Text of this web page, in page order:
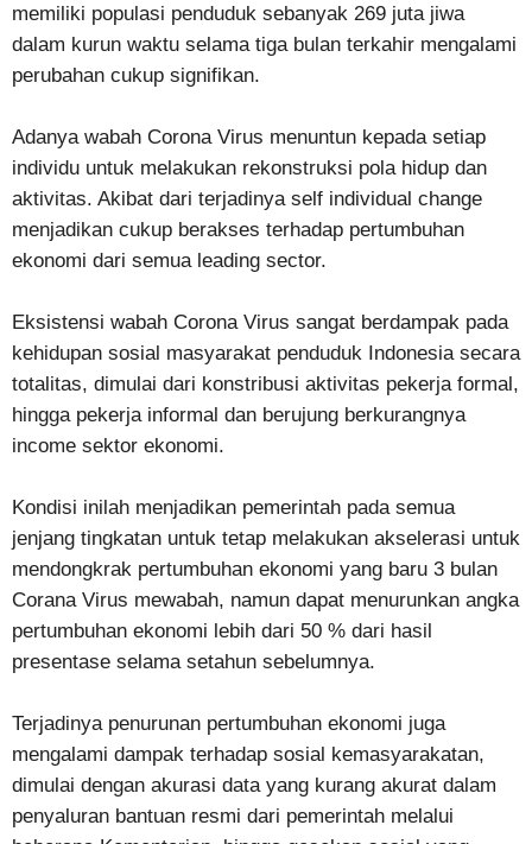
memiliki populasi penduduk sebanyak 269 juta jiwa
dalam kurun waktu selama tiga bulan terkahir mengalami
perubahan cukup signifikan.
Adanya wabah Corona Virus menuntun kepada setiap
individu untuk melakukan rekonstruksi pola hidup dan
aktivitas. Akibat dari terjadinya self individual change
menjadikan cukup berakses terhadap pertumbuhan
ekonomi dari semua leading sector.
Eksistensi wabah Corona Virus sangat berdampak pada
kehidupan sosial masyarakat penduduk Indonesia secara
totalitas, dimulai dari konstribusi aktivitas pekerja formal,
hingga pekerja informal dan berujung berkurangnya
income sektor ekonomi.
Kondisi inilah menjadikan pemerintah pada semua
jenjang tingkatan untuk tetap melakukan akselerasi untuk
mendongkrak pertumbuhan ekonomi yang baru 3 bulan
Corana Virus mewabah, namun dapat menurunkan angka
pertumbuhan ekonomi lebih dari 50 % dari hasil
presentase selama setahun sebelumnya.
Terjadinya penurunan pertumbuhan ekonomi juga
mengalami dampak terhadap sosial kemasyarakatan,
dimulai dengan akurasi data yang kurang akurat dalam
penyaluran bantuan resmi dari pemerintah melalui